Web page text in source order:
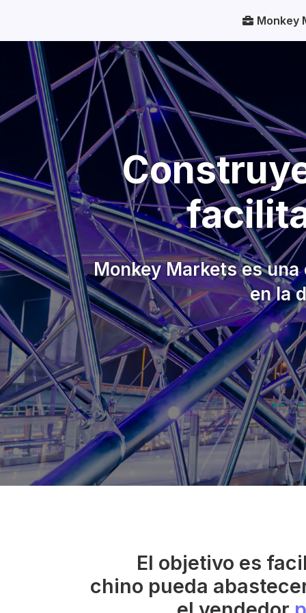
Monkey
Monkey Markets es
en la
El objetivo es
chino pueda